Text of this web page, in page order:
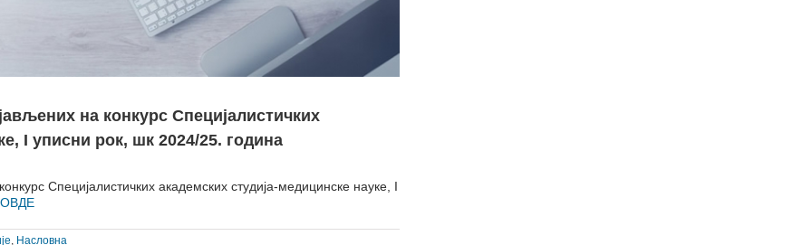
на конкурс Специјалистичких
I уписни рок, шк 2024/25. година
Специјалистичких академских студија-медицинске науке, I
ОВДЕ
, Насловна